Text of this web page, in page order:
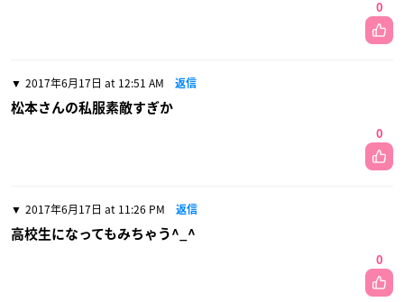
0
2017年6月17日 at 12:51 AM 返信
松本さんの私服素敵すぎか
0
2017年6月17日 at 11:26 PM 返信
高校生になってもみちゃう^_^
0